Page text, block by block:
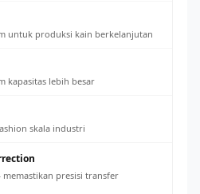
untuk produksi kain berkelanjutan
kapasitas lebih besar
skala industri
presisi transfer